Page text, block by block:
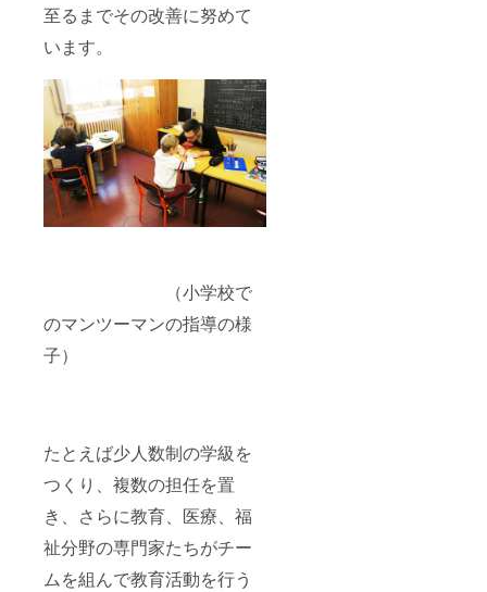
至るまでその改善に努めて
います。
（小学校で
のマンツーマンの指導の様
子）
たとえば少人数制の学級を
つくり、複数の担任を置
き、さらに教育、医療、福
祉分野の専門家たちがチー
ムを組んで教育活動を行う